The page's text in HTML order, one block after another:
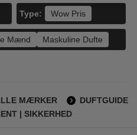
Type: Wow Pris
Mænd Maskuline Dufte
MÆRKER
DUFTGUIDE
| SIKKERHED